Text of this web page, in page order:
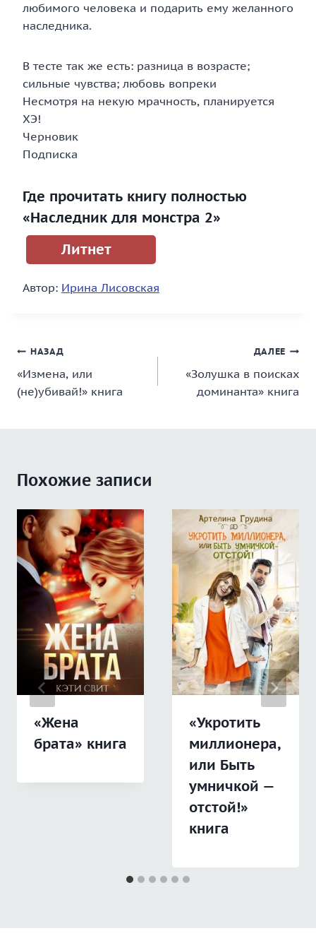
любимого человека и подарить ему желанного
наследника.
В тесте так же есть: разница в возрасте;
сильные чувства; любовь вопреки
Несмотря на некую мрачность, планируется
ХЭ!
Черновик
Подписка
Где прочитать книгу полностью
«Наследник для монстра 2»
Литнет
Автор: Ирина Лисовская
Навигация
по
записям
НАЗАД
«Измена, или
(не)убивай!» книга
ДАЛЕЕ
«Золушка в поисках
доминанта» книга
Похожие записи
«Жена
брата» книга
«Укротить
миллионера,
или Быть
умничкой —
отстой!»
книга